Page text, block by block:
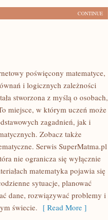
CONTINUE
poświęcony matematyce,
i logicznych zależności
stworzona z myślą o osobach,
miejsce, w którym uczeń może
zagadnień, jak i
Zobacz także
Serwis SuperMatma.pl
nie ogranicza się wyłącznie
matematyka pojawia się
sytuacje, planować
dane, rozwiązywać problemy i
świecie. [ Read More ]